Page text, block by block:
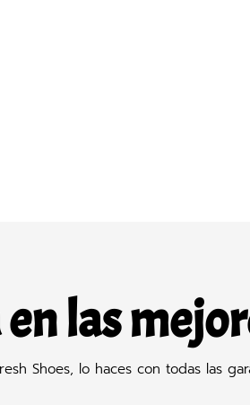
las
Shoes, lo haces con todas las